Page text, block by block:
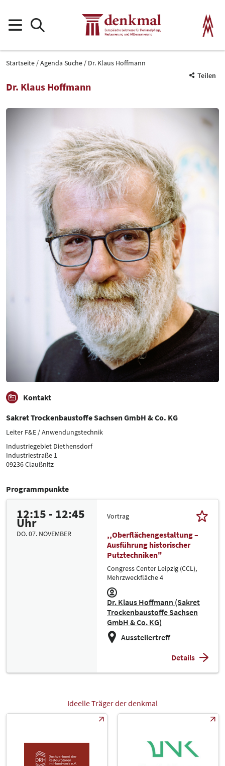
Startseite Agenda Suche
Dr. Klaus Hoffmann
Teilen
Dr. Klaus Hoffmann
Kontakt
Sakret Trockenbaustoffe Sachsen GmbH & Co. KG
Leiter F&E / Anwendungstechnik
Industriegebiet Diethensdorf
Industriestraße 1
09236 Claußnitz
Programmpunkte
12:15 - 12:45
Uhr
DO. 07. NOVEMBER
Vortrag
,,Oberflächengestaltung –
Ausführung historischer
Putztechniken"
Congress Center Leipzig (CCL),
Mehrzweckfläche 4
Dr. Klaus Hoffmann (Sakret
Trockenbaustoffe Sachsen
GmbH & Co. KG)
Ausstellertreff
Details
Ideelle Träger der denkmal